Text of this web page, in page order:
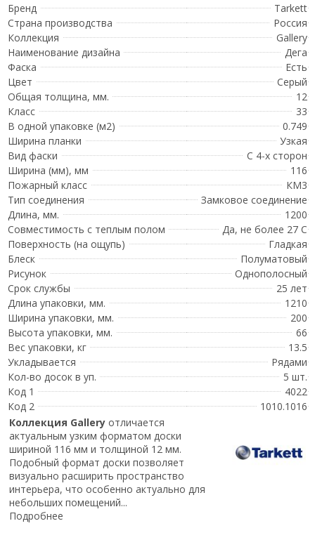
Бренд
Tarkett
Страна производства
Россия
Коллекция
Gallery
Наименование дизайна
Дега
Фаска
Есть
Цвет
Серый
Общая толщина, мм.
12
Класс
33
В одной упаковке (м2)
0.749
Ширина планки
Узкая
Вид фаски
С 4-х сторон
Ширина (мм), мм
116
Пожарный класс
КМ3
Тип соединения
Замковое соединение
Длина, мм.
1200
Совместимость с теплым полом
Да, не более 27 С
Поверхность (на ощупь)
Гладкая
Блеск
Полуматовый
Рисунок
Однополосный
Срок службы
25 лет
Длина упаковки, мм.
1210
Ширина упаковки, мм.
200
Высота упаковки, мм.
66
Вес упаковки, кг
13.5
Укладывается
Рядами
Кол-во досок в уп.
5 шт.
Код 1
4022
Код 2
1010.1016
Коллекция Gallery отличается
актуальным узким форматом доски
шириной 116 мм и толщиной 12 мм.
Подобный формат доски позволяет
визуально расширить пространство
интерьера, что особенно актуально для
небольших помещений...
Подробнее